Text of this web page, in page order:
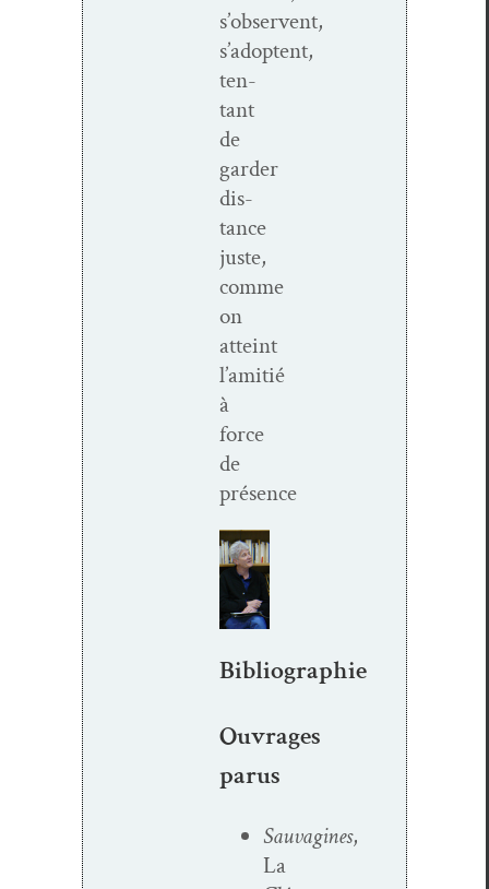
s’observent,
s’adoptent,
ten­
tant
de
garder
dis­
tance
juste,
comme
on
atteint
l’amitié
à
force
de
présence
Bibliographie
Ouvrages
parus
Sauvagines,
La